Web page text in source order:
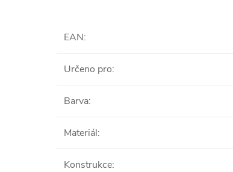
EAN:
Určeno pro:
Barva:
Materiál:
Konstrukce: